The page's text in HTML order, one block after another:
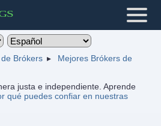
Brókers
Mejores Brókers de
justa e independiente. Aprende
qué puedes confiar en nuestras